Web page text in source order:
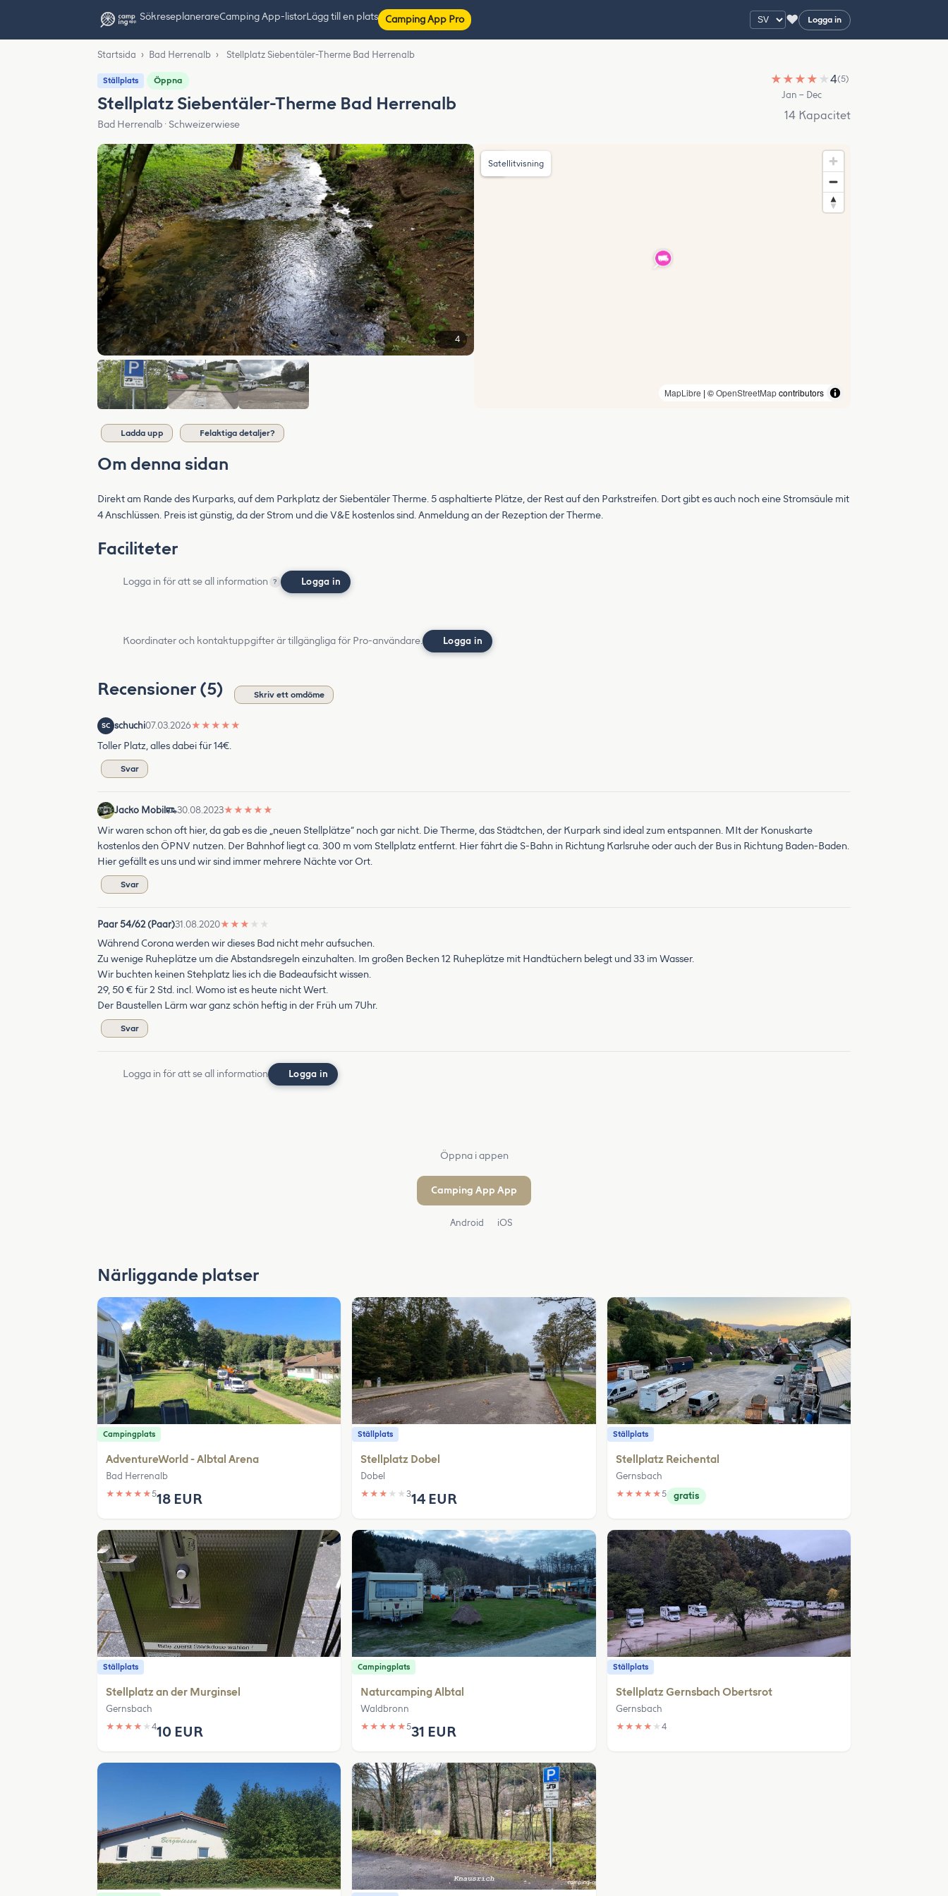
SökreseplanerareCamping App-listorLägg till en plats Camping App Pro ♥ Logga in
Startsida › Bad Herrenalb › Stellplatz Siebentäler-Therme Bad Herrenalb
Ställplats Öppna
Stellplatz Siebentäler-Therme Bad Herrenalb
Bad Herrenalb · Schweizerwiese
★ ★ ★ ★ ★4(5)
Jan – Dec
14 Kapacitet
4
MapLibre | ©OpenStreetMapcontributors
Satellitvisning
Ladda upp Felaktiga detaljer?
Om denna sidan
Direkt am Rande des Kurparks, auf dem Parkplatz der Siebentäler Therme. 5 asphaltierte Plätze, der Rest auf den Parkstreifen. Dort gibt es auch noch eine Stromsäule mit
4 Anschlüssen. Preis ist günstig, da der Strom und die V&E kostenlos sind. Anmeldung an der Rezeption der Therme.
Faciliteter
Logga in för att se all information ? Logga in
Koordinater och kontaktuppgifter är tillgängliga för Pro-användare. Logga in
Recensioner (5) Skriv ett omdöme
SC schuchi07.03.2026★ ★ ★ ★ ★
Toller Platz, alles dabei für 14€.
Svar
Jacko Mobil 30.08.2023★ ★ ★ ★ ★
Wir waren schon oft hier, da gab es die „neuen Stellplätze“ noch gar nicht. Die Therme, das Städtchen, der Kurpark sind ideal zum entspannen. MIt der Konuskarte
kostenlos den ÖPNV nutzen. Der Bahnhof liegt ca. 300 m vom Stellplatz entfernt. Hier fährt die S-Bahn in Richtung Karlsruhe oder auch der Bus in Richtung Baden-Baden.
Hier gefällt es uns und wir sind immer mehrere Nächte vor Ort.
Svar
Paar 54/62 (Paar)31.08.2020★ ★ ★ ★ ★
Während Corona werden wir dieses Bad nicht mehr aufsuchen.
Zu wenige Ruheplätze um die Abstandsregeln einzuhalten. Im großen Becken 12 Ruheplätze mit Handtüchern belegt und 33 im Wasser.
Wir buchten keinen Stehplatz lies ich die Badeaufsicht wissen.
29, 50 € für 2 Std. incl. Womo ist es heute nicht Wert.
Der Baustellen Lärm war ganz schön heftig in der Früh um 7Uhr.
Svar
Logga in för att se all information Logga in
Öppna i appen
Camping App App
Android iOS
Närliggande platser
Campingplats
AdventureWorld - Albtal Arena
Bad Herrenalb
★ ★ ★ ★ ★518 EUR
Ställplats
Stellplatz Dobel
Dobel
★ ★ ★ ★ ★314 EUR
Ställplats
Stellplatz Reichental
Gernsbach
★ ★ ★ ★ ★5 gratis
Ställplats
Stellplatz an der Murginsel
Gernsbach
★ ★ ★ ★ ★ 410 EUR
Campingplats
Naturcamping Albtal
Waldbronn
★ ★ ★ ★ ★531 EUR
Ställplats
Stellplatz Gernsbach Obertsrot
Gernsbach
★ ★ ★ ★ ★ 4